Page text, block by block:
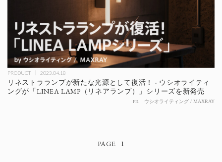
PRODUCT 2023.04.18
リネストラランプが新たな光源として復活！ - ウシオライティ
ングが「LINEA LAMP（リネアランプ）」シリーズを新発売
PR ウシオライティング / MAXRAY
1